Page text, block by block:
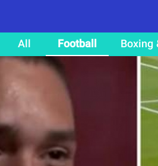
All
Football Boxing